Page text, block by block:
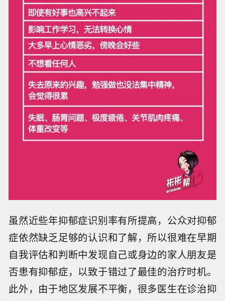
虽然近些年抑郁症识别率有所提高，公众对抑郁
症依然缺乏足够的认识和了解，所以很难在早期
自我评估和判断中发现自己或身边的家人朋友是
否患有抑郁症，以致于错过了最佳的治疗时机。
此外，由于地区发展不平衡，很多医生在诊治抑